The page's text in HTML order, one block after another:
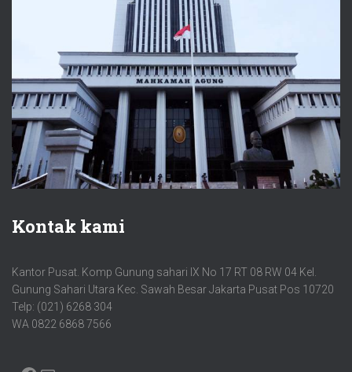
Kontak kami
Kantor Pusat. Komp Gunung sahari IX No 17 RT 08 RW 04 Kel.
Gunung Sahari Utara Kec. Sawah Besar Jakarta Pusat Pos 10720
Telp: (021) 6268 304
WA 0822 6868 7566
FACEBOOK